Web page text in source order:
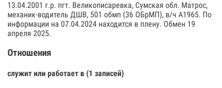
13.04.2001 г.р. пгт. Великописаревка, Сумская обл. Матрос,
механик-водитель ДШВ, 501 обмп (36 ОБрМП), в/ч А1965. По
информации на 07.04.2024 находится в плену. Обмен 19
апреля 2025.
Отношения
служит или работает в (1 записей)